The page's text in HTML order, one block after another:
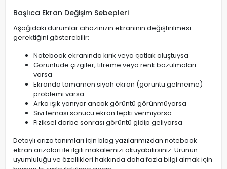
Başlıca Ekran Değişim Sebepleri
Aşağıdaki durumlar cihazınızın ekranının değiştirilmesi
gerektiğini gösterebilir:
Notebook ekranında kırık veya çatlak oluştuysa
Görüntüde çizgiler, titreme veya renk bozulmaları
varsa
Ekranda tamamen siyah ekran (görüntü gelmeme)
problemi varsa
Arka ışık yanıyor ancak görüntü görünmüyorsa
Sıvı teması sonucu ekran tepki vermiyorsa
Fiziksel darbe sonrası görüntü gidip geliyorsa
Detaylı arıza tanımları için blog yazılarımızdan notebook
ekran arızaları ile ilgili makalemizi okuyabilirsiniz. Ürünün
uyumluluğu ve özellikleri hakkında daha fazla bilgi almak için